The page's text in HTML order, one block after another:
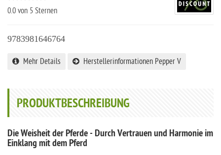
0.0 von 5 Sternen
9783981646764
Mehr Details Herstellerinformationen Pepper V
PRODUKTBESCHREIBUNG
Die Weisheit der Pferde - Durch Vertrauen und Harmonie im
Einklang mit dem Pferd